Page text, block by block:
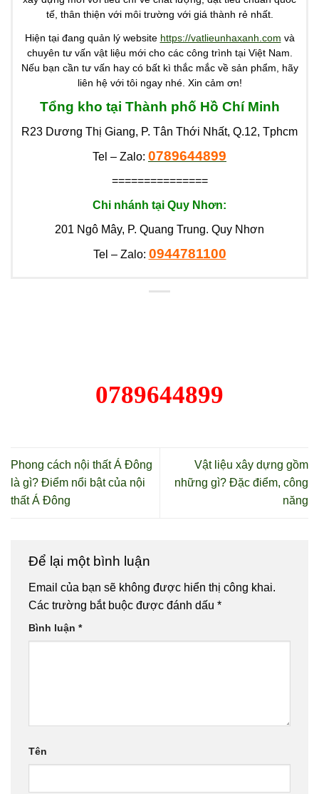
tế, thân thiện với môi trường với giá thành rẻ nhất.
Hiện tại đang quản lý website https://vatlieunhaxanh.com và
chuyên tư vấn vật liệu mới cho các công trình tại Việt Nam.
Nếu bạn cần tư vấn hay có bất kì thắc mắc về sản phẩm, hãy
liên hệ với tôi ngay nhé. Xin cảm ơn!
Tổng kho tại Thành phố Hồ Chí Minh
R23 Dương Thị Giang, P. Tân Thới Nhất, Q.12, Tphcm
Tel – Zalo: 0789644899
===============
Chi nhánh tại Quy Nhơn:
201 Ngô Mây, P. Quang Trung. Quy Nhơn
Tel – Zalo: 0944781100
0789644899
Phong cách nội thất Á Đông
là gì? Điểm nổi bật của nội
thất Á Đông
Vật liệu xây dựng gồm
những gì? Đặc điểm, công
năng
Để lại một bình luận
Email của bạn sẽ không được hiển thị công khai.
Các trường bắt buộc được đánh dấu *
Bình luận *
Tên